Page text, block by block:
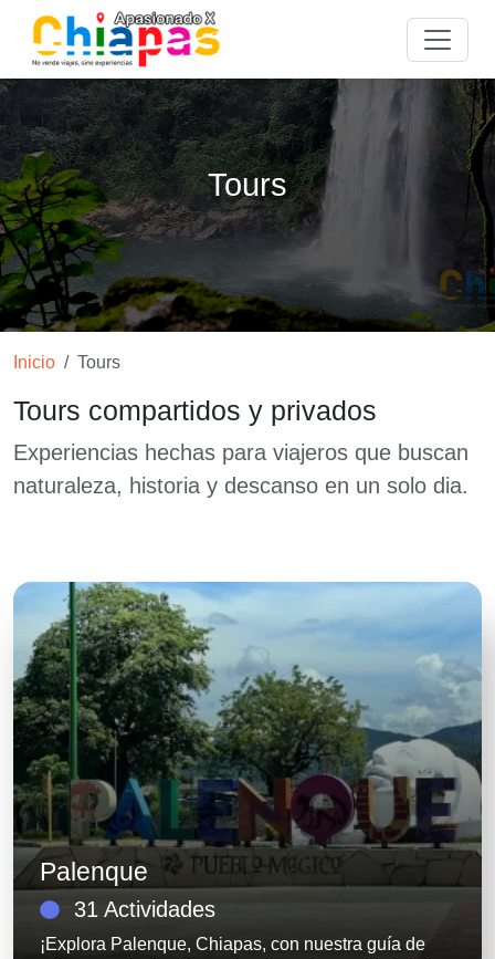
Tours
Inicio Tours
Tours compartidos y privados
Experiencias hechas para viajeros que buscan
naturaleza, historia y descanso en un solo dia.
Palenque
31 Actividades
¡Explora Palenque, Chiapas, con nuestra guía de